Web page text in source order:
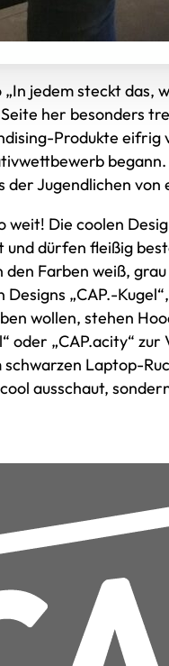
jedem steckt das,
her besonders
Produkte eifrig
der Jugendlichen
weit! Die coolen
und dürfen fleißig
Farben weiß,
„CAP.-
wollen, stehen
oder „CAP.acity“
Laptop-
ausschaut,